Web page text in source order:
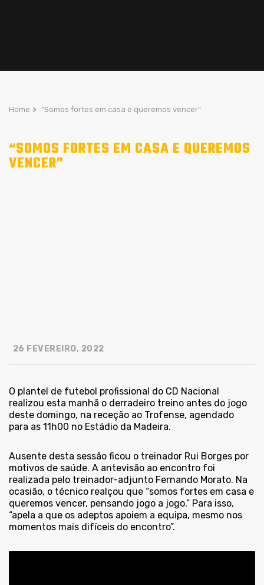
Home > “Somos fortes em casa e queremos vencer”
“SOMOS FORTES EM CASA E QUEREMOS
VENCER”
26 FEVEREIRO, 2022
O plantel de futebol profissional do CD Nacional
realizou esta manhã o derradeiro treino antes do jogo
deste domingo, na receção ao Trofense, agendado
para as 11h00 no Estádio da Madeira.
Ausente desta sessão ficou o treinador Rui Borges por
motivos de saúde. A antevisão ao encontro foi
realizada pelo treinador-adjunto Fernando Morato. Na
ocasião, o técnico realçou que “somos fortes em casa e
queremos vencer, pensando jogo a jogo.” Para isso,
“apela a que os adeptos apoiem a equipa, mesmo nos
momentos mais difíceis do encontro”.